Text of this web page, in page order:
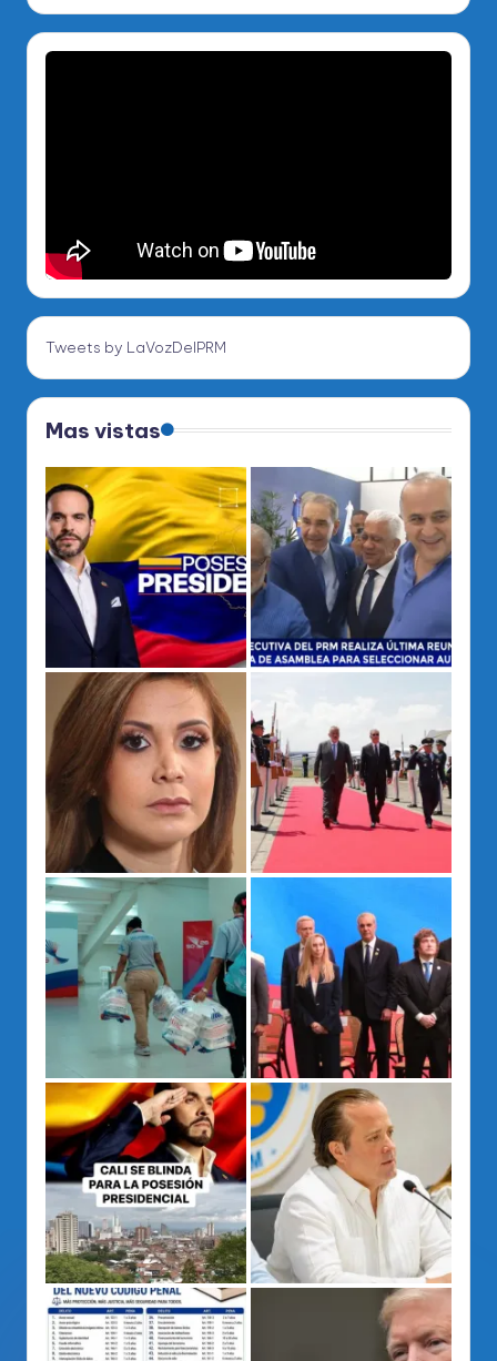
Tweets by LaVozDelPRM
Mas vistas